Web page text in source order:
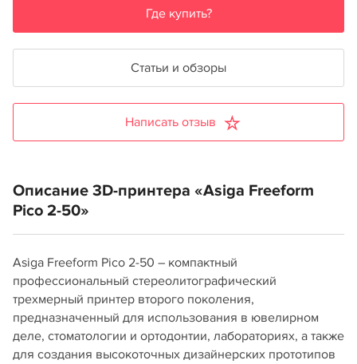
Где купить?
Статьи и обзоры
Написать отзыв
Описание 3D-принтера «Asiga Freeform
Pico 2-50»
Asiga Freeform Pico 2-50 – компактный
профессиональный стереолитографический
трехмерный принтер второго поколения,
предназначенный для использования в ювелирном
деле, стоматологии и ортодонтии, лабораториях, а также
для создания высокоточных дизайнерских прототипов